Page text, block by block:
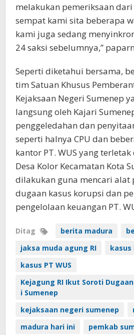
melakukan pemeriksaan
sempat kami sita beberapa
kami juga sedang
24 saksi sebelumnya,”
‪Seperti diketahui bersama,
tim Satuan Khusus
Kejaksaan Negeri Sumenep
langsung oleh Kajari
penggeledahan dan
seperti halnya CPU dan
kantor PT. WUS yang
Desa Kolor Kecamatan Kota
dilakukan guna mencari alat
dugaan kasus korupsi dan
pengelolaan keuangan PT.
Ditag berita madura
jaksa muda agung RI
kasus
kasus PT WUS
Kejagung RI Ikut Soroti Dugaan
i Sumenep
kejaksaan negeri sumenep
madura hari ini
pemkab